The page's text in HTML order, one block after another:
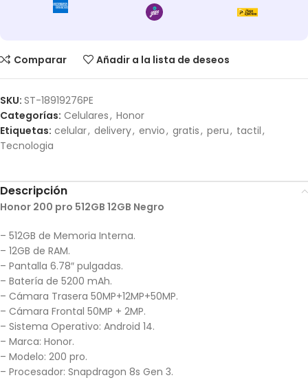
Comparar Añadir a la lista de deseos
SKU: ST-18919276PE
Categorías: Celulares, Honor
Etiquetas: celular, delivery, envio, gratis, peru, tactil,
Tecnologia
Descripción
Honor 200 pro 512GB 12GB Negro
– 512GB de Memoria Interna.
– 12GB de RAM.
– Pantalla 6.78″ pulgadas.
– Batería de 5200 mAh.
– Cámara Trasera 50MP+12MP+50MP.
– Cámara Frontal 50MP + 2MP.
– Sistema Operativo: Android 14.
– Marca: Honor.
– Modelo: 200 pro.
– Procesador: Snapdragon 8s Gen 3.